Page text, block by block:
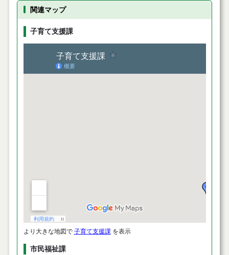
関連マップ
子育て支援課
より大きな地図で 子育て支援課を表示
市民福祉課